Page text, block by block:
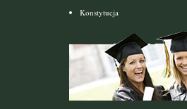
Konstytucja